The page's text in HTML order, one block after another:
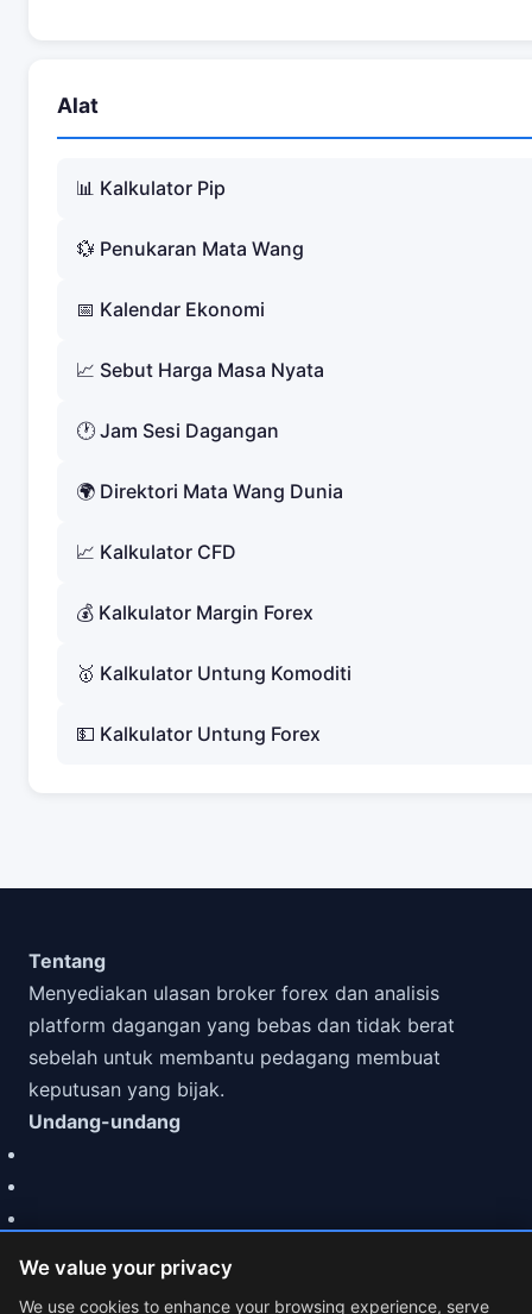
Alat
📊 Kalkulator Pip
💱 Penukaran Mata Wang
📅 Kalendar Ekonomi
📈 Sebut Harga Masa Nyata
🕐 Jam Sesi Dagangan
🌍 Direktori Mata Wang Dunia
📈 Kalkulator CFD
💰 Kalkulator Margin Forex
🥇 Kalkulator Untung Komoditi
💵 Kalkulator Untung Forex
We value your privacy
We use cookies to enhance your browsing experience, serve
Tentang
Menyediakan ulasan broker forex dan analisis
platform dagangan yang bebas dan tidak berat
sebelah untuk membantu pedagang membuat
keputusan yang bijak.
Undang-undang